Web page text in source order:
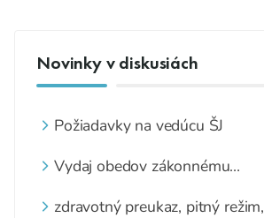
Novinky v diskusiách
Požiadavky na vedúcu ŠJ
Vydaj obedov zákonnému
zdravotný preukaz, pitný režim,